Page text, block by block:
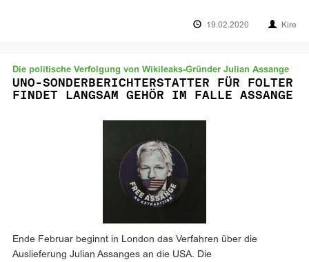
19.02.2020 Kire
Die politische Verfolgung von Wikileaks-Gründer Julian Assange
UNO-SONDERBERICHTERSTATTER FÜR FOLTER
FINDET LANGSAM GEHÖR IM FALLE ASSANGE
Ende Februar beginnt in London das Verfahren über die
Auslieferung Julian Assanges an die USA. Die